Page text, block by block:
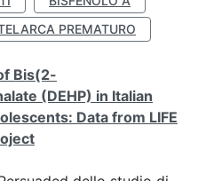
PREMATURO
Bis(2-
(DEHP) in Italian
Data from LIFE